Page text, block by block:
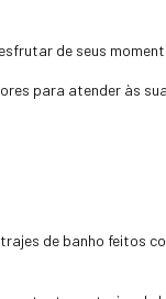
de seus
para atender às
de banho feitos